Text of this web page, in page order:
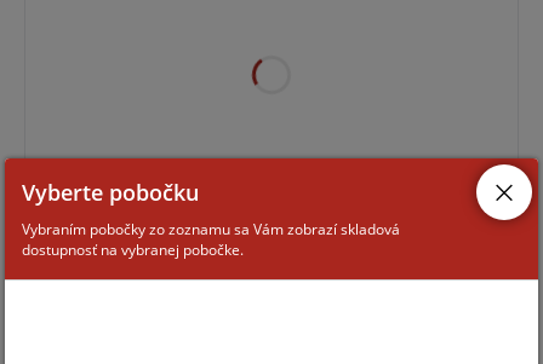
Pre zobrazenie informácií je nutné byť prihlásený
Vyberte pobočku
Vybraním pobočky zo zoznamu sa Vám zobrazí skladová
dostupnosť na vybranej pobočke.